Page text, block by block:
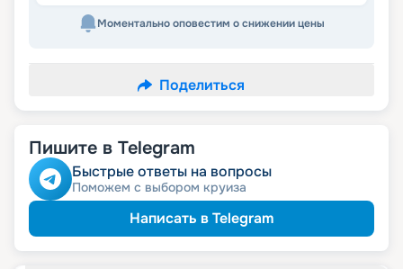
Моментально оповестим о снижении цены
Поделиться
Пишите в Telegram
Быстрые ответы на вопросы
Поможем с выбором круиза
Написать в Telegram